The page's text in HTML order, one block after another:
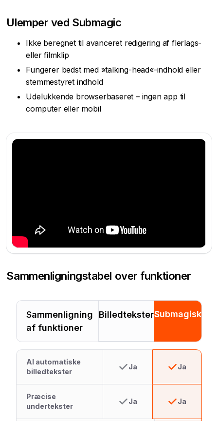
Ulemper ved Submagic
Ikke beregnet til avanceret redigering af flerlags-
eller filmklip
Fungerer bedst med »talking-head«-indhold eller
stemmestyret indhold
Udelukkende browserbaseret – ingen app til
computer eller mobil
Sammenligningstabel over funktioner
Sammenligning
af funktioner
BilledteksterSubmagisk
AI automatiske
billedtekster
Ja Ja
Præcise
undertekster
Ja Ja